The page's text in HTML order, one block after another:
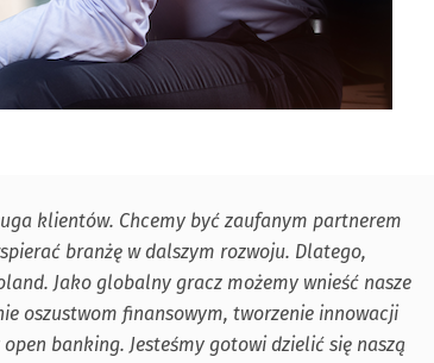
klientów. Chcemy być zaufanym partnerem
branżę w dalszym rozwoju. Dlatego,
Jako globalny gracz możemy wnieść nasze
oszustwom finansowym, tworzenie innowacji
banking. Jesteśmy gotowi dzielić się naszą